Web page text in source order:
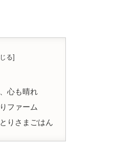
心も晴れ
ファーム
りさまごはん